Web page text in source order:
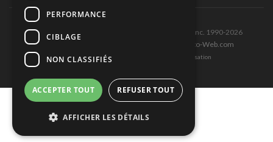
Tous droits réservés © Les Éditions Pole-Position inc. 1990-2026
Ce site est produit et hébergé par Montréal-Photo-Web.com
Politique de confidentialité et Conditions d’utilisation
PERFORMANCE
CIBLAGE
NON CLASSIFIÉS
ACCEPTER TOUT REFUSER TOUT
AFFICHER LES DÉTAILS